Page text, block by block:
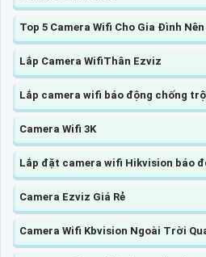
Top 5 Camera Wifi Cho Gia Đình Nên
Lắp Camera WifiThân Ezviz
Lắp camera wifi báo động chống
Camera Wifi 3K
Lắp đặt camera wifi Hikvision báo
Camera Ezviz Giá Rẻ
Camera Wifi Kbvision Ngoài Trời